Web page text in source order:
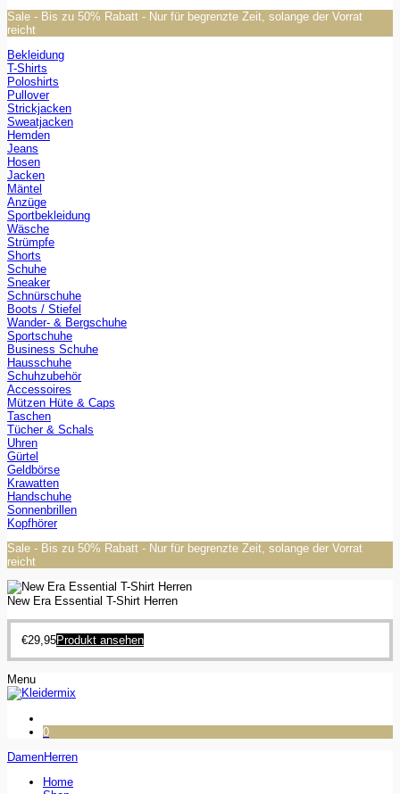
Sale - Bis zu 50% Rabatt - Nur für begrenzte Zeit, solange der Vorrat
reicht
Bekleidung
T-Shirts
Poloshirts
Pullover
Strickjacken
Sweatjacken
Hemden
Jeans
Hosen
Jacken
Mäntel
Anzüge
Sportbekleidung
Wäsche
Strümpfe
Shorts
Schuhe
Sneaker
Schnürschuhe
Boots / Stiefel
Wander- & Bergschuhe
Sportschuhe
Business Schuhe
Hausschuhe
Schuhzubehör
Accessoires
Mützen Hüte & Caps
Taschen
Tücher & Schals
Uhren
Gürtel
Geldbörse
Krawatten
Handschuhe
Sonnenbrillen
Kopfhörer
Sale - Bis zu 50% Rabatt - Nur für begrenzte Zeit, solange der Vorrat
reicht
New Era Essential T-Shirt Herren
€29,95Produkt ansehen
Menu
0
DamenHerren
Home